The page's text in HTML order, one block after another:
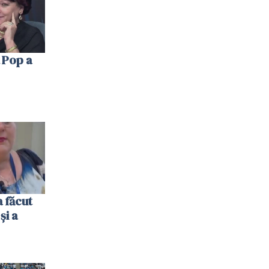
a
făcut
a